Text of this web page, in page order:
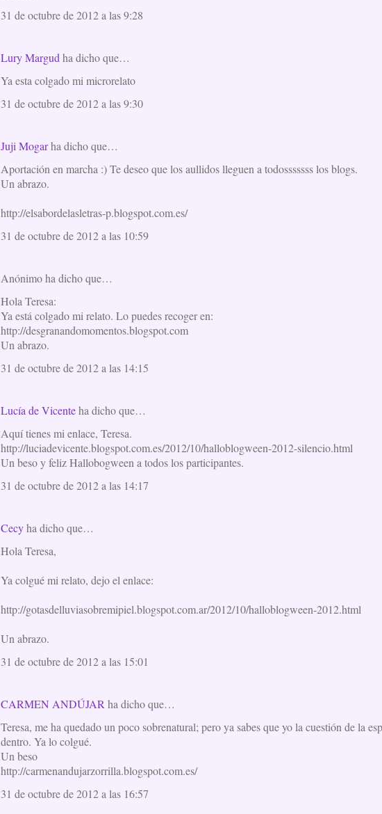
31 de octubre de 2012 a las 9:28
Lury Margud ha dicho que…
Ya esta colgado mi microrelato
31 de octubre de 2012 a las 9:30
Juji Mogarha dicho que…
Aportación en marcha :) Te deseo que los aullidos lleguen a todosssssss los blogs.
Un abrazo.
http://elsabordelasletras-p.blogspot.com.es/
31 de octubre de 2012 a las 10:59
Anónimo ha dicho que…
Hola Teresa:
Ya está colgado mi relato. Lo puedes recoger en:
http://desgranandomomentos.blogspot.com
Un abrazo.
31 de octubre de 2012 a las 14:15
Lucía de Vicenteha dicho que…
Aquí tienes mi enlace, Teresa.
http://luciadevicente.blogspot.com.es/2012/10/halloblogween-2012-silencio.html
Un beso y feliz Hallobogween a todos los participantes.
31 de octubre de 2012 a las 14:17
Cecyha dicho que…
Hola Teresa,
Ya colgué mi relato, dejo el enlace:
http://gotasdelluviasobremipiel.blogspot.com.ar/2012/10/halloblogween-2012.html
Un abrazo.
31 de octubre de 2012 a las 15:01
CARMEN ANDÚJAR ha dicho que…
Teresa, me ha quedado un poco sobrenatural; pero ya sabes que yo la cuestión de la
dentro. Ya lo colgué.
Un beso
http://carmenandujarzorrilla.blogspot.com.es/
31 de octubre de 2012 a las 16:57